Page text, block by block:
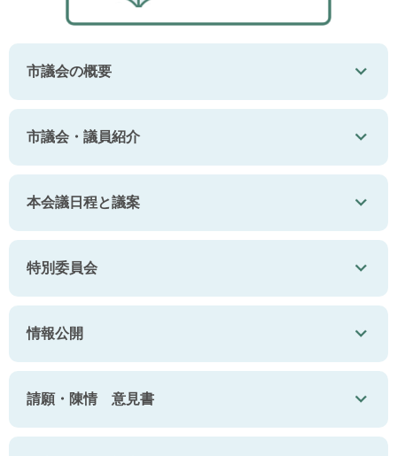
市議会の概要
市議会・議員紹介
本会議日程と議案
特別委員会
情報公開
請願・陳情 意見書